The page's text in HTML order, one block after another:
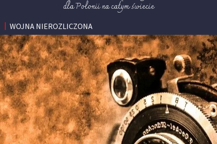
dla Polonii na całym świecie
WOJNA NIEROZLICZONA